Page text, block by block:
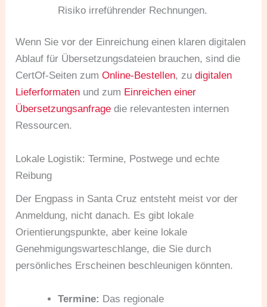
Risiko irreführender Rechnungen.
Wenn Sie vor der Einreichung einen klaren digitalen
Ablauf für Übersetzungsdateien brauchen, sind die
CertOf-Seiten zumOnline-Bestellen, zudigitalen
Lieferformaten und zum Einreichen einer
Übersetzungsanfrage die relevantesten internen
Ressourcen.
Lokale Logistik: Termine, Postwege und echte
Reibung
Der Engpass in Santa Cruz entsteht meist vor der
Anmeldung, nicht danach. Es gibt lokale
Orientierungspunkte, aber keine lokale
Genehmigungswarteschlange, die Sie durch
persönliches Erscheinen beschleunigen könnten.
Termine: Das regionale